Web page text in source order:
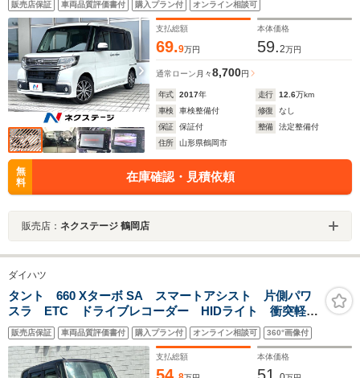
ETC 純正14インチアルミ オートハイビーム オート
ライト オートエアコン Bluetooth
販売店保証 車両品質評価書付 購入プラン付 オンライン相談可
支払総額
69.9万円
本体価格
59.2万円
通常ローン 月々8,700円
年式 2017年 走行 12.6万km
車検
車検整備付 修復
なし
保証
保証付 整備
法定整備付
住所
山形県鶴岡市
無
料
在庫確認・見積依頼
販売店： ネクステージ 鶴岡店
ダイハツ
タント 660 Xターボ SA スマートアシスト 片側パワ
スラ ETC ドライブレコーダー HIDライト 衝突軽減
ブレーキ 誤発進抑制機能 純正オーディオ スマート
キー プッシュスタート
販売店保証 車両品質評価書付 購入プラン付 オンライン相談可 360°画像付
支払総額 本体価格